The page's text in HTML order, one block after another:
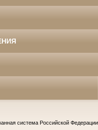
система Российской